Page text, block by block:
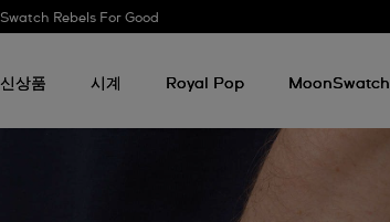
Swatch Rebels For Good
신상품 시계 Royal Pop MoonSwatch